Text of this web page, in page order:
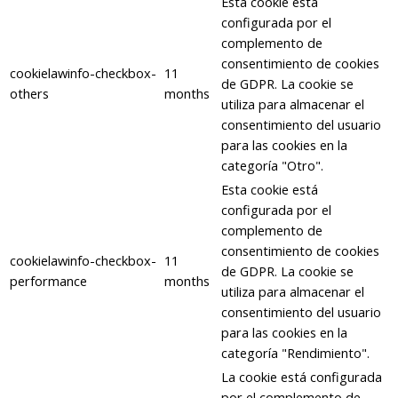
cookielawinfo-checkbox-
others
11
months
configurada por el
complemento de
consentimiento de cookies
de GDPR. La cookie se
utiliza para almacenar el
consentimiento del usuario
para las cookies en la
categoría "Otro".
cookielawinfo-checkbox-
performance
11
months
Esta cookie está
configurada por el
complemento de
consentimiento de cookies
de GDPR. La cookie se
utiliza para almacenar el
consentimiento del usuario
para las cookies en la
categoría "Rendimiento".
La cookie está configurada